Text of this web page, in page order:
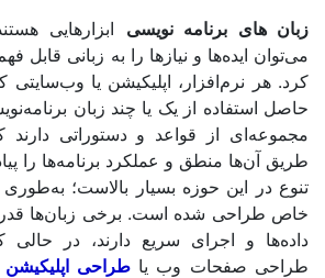
برنامه نویسیابزارهایی هستند که به
و نیازها را به زبانی قابل فهم برای
اپلیکیشن یا وب‌سایتی که با آن
از یک یا چند زبان برنامه‌نویسی است.
از قواعد و دستوراتی دارند که
منطق و عملکرد برنامه‌ها را پیاده‌سازی
حوزه بسیار بالاست؛ به‌طوری که هر
شده است. برخی زبان‌ها قدرت زیادی
اجرای سریع دارند، در حالی که برخی
وب یاطراحی اپلیکیشن‌ موبایل